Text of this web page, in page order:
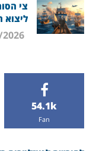
צי
ליצוא
54.1k
Fan